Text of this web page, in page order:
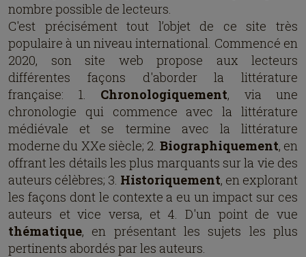
nombre possible de lecteurs.
C'est précisément tout l’objet de ce site très
populaire à un niveau international. Commencé en
2020, son site web propose aux lecteurs
différentes façons d'aborder la littérature
française: 1. Chronologiquement, via une
chronologie qui commence avec la littérature
médiévale et se termine avec la littérature
moderne du XXe siècle; 2. Biographiquement, en
offrant les détails les plus marquants sur la vie des
auteurs célèbres; 3. Historiquement, en explorant
les façons dont le contexte a eu un impact sur ces
auteurs et vice versa, et 4. D'un point de vue
thématique, en présentant les sujets les plus
pertinents abordés par les auteurs.